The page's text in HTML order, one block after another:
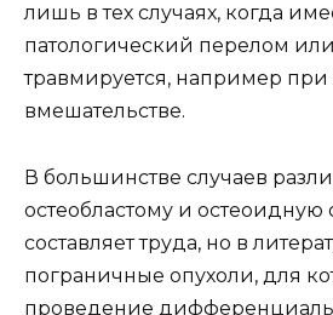
лишь в тех случаях, когда
патологический перелом
травмируется, например
вмешательстве.
В большинстве случаев
остеобластому и остеоидную
составляет труда, но в
пограничные опухоли, для
проведение